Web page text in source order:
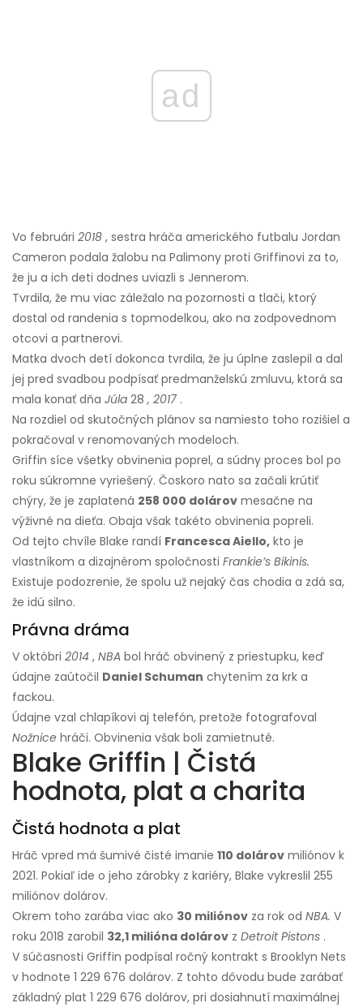
ad
Vo februári 2018 , sestra hráča amerického futbalu Jordan
Cameron podala žalobu na Palimony proti Griffinovi za to,
že ju a ich deti dodnes uviazli s Jennerom.
Tvrdila, že mu viac záležalo na pozornosti a tlači, ktorý
dostal od randenia s topmodelkou, ako na zodpovednom
otcovi a partnerovi.
Matka dvoch detí dokonca tvrdila, že ju úplne zaslepil a dal
jej pred svadbou podpísať predmanželskú zmluvu, ktorá sa
mala konať dňa Júla 28, 2017 .
Na rozdiel od skutočných plánov sa namiesto toho rozišiel a
pokračoval v renomovaných modeloch.
Griffin síce všetky obvinenia poprel, a súdny proces bol po
roku súkromne vyriešený. Čoskoro nato sa začali krútiť
chýry, že je zaplatená 258 000 dolárov mesačne na
výživné na dieťa. Obaja však takéto obvinenia popreli.
Od tejto chvíle Blake randí Francesca Aiello, kto je
vlastníkom a dizajnérom spoločnosti Frankie’s Bikinis.
Existuje podozrenie, že spolu už nejaký čas chodia a zdá sa,
že idú silno.
Právna dráma
V októbri 2014 , NBA bol hráč obvinený z priestupku, keď
údajne zaútočil Daniel Schuman chytením za krk a
fackou.
Údajne vzal chlapíkovi aj telefón, pretože fotografoval
Nožnice hráči. Obvinenia však boli zamietnuté.
Blake Griffin | Čistá
hodnota, plat a charita
Čistá hodnota a plat
Hráč vpred má šumivé čisté imanie 110 dolárov miliónov k
2021. Pokiaľ ide o jeho zárobky z kariéry, Blake vykreslil 255
miliónov dolárov.
Okrem toho zarába viac ako 30 miliónov za rok od NBA. V
roku 2018 zarobil 32,1 milióna dolárov z Detroit Pistons .
V súčasnosti Griffin podpísal ročný kontrakt s Brooklyn Nets
v hodnote 1 229 676 dolárov. Z tohto dôvodu bude zarábať
základný plat 1 229 676 dolárov, pri dosiahnutí maximálnej